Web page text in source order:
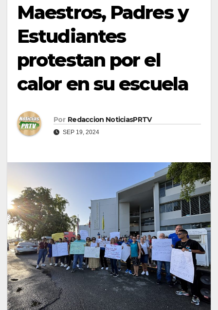
Maestros, Padres y
Estudiantes
protestan por el
calor en su escuela
Por Redaccion NoticiasPRTV
SEP 19, 2024